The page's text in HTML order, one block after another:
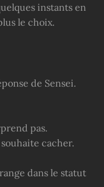
instants en
le choix.
de Sensei.
pas.
cacher.
dans le statut